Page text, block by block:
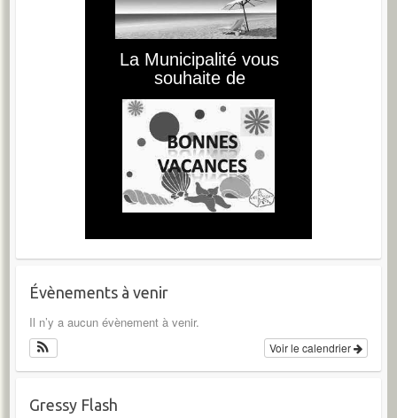
Évènements à venir
Il n’y a aucun évènement à venir.
Voir le calendrier
Gressy Flash